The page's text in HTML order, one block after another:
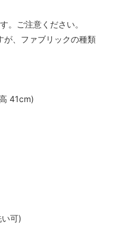
。ご注意ください。
、ファブリックの種類
41cm)
可)